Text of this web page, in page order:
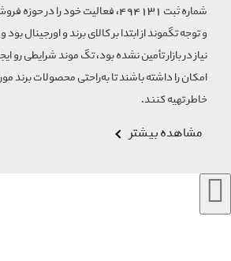
شماره ثبت 494131، فعالیت خود را در
و توجه تگموند از ابتدا بر کالای برند و اورجینال بود و
نیاز در بازار تأمین نشده بود، تگ موند شرایطی رو
امکان را داشته باشند تا به‌راحتی محصولات برند
خاطر تهیه کنند.
مشاهده بیشتر